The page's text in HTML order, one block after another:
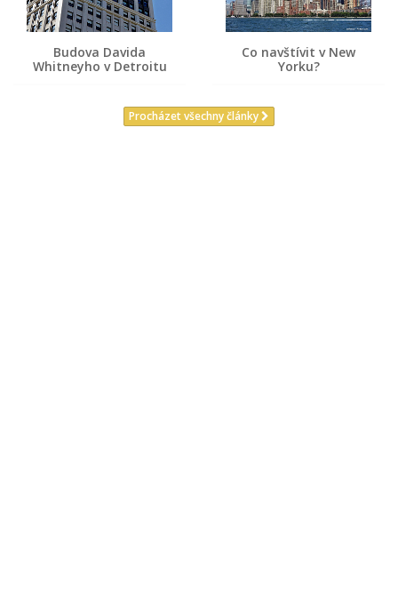
Budova Davida
Whitneyho v Detroitu
Co navštívit v New
Yorku?
Procházet všechny články